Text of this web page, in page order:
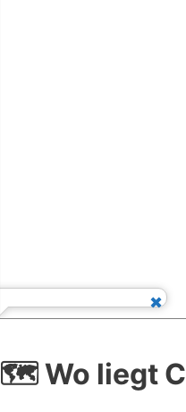
🗺️ Wo liegt